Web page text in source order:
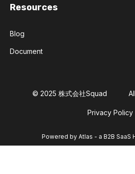
Resources
Blog
Document
© 2025 株式会社Squad
Privacy Policy
Powered by Atlas - a B2B SaaS